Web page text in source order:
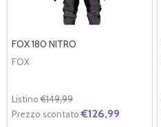
FOX 180 NITRO
FOX
Listino €149,99
Prezzo scontato €126,99